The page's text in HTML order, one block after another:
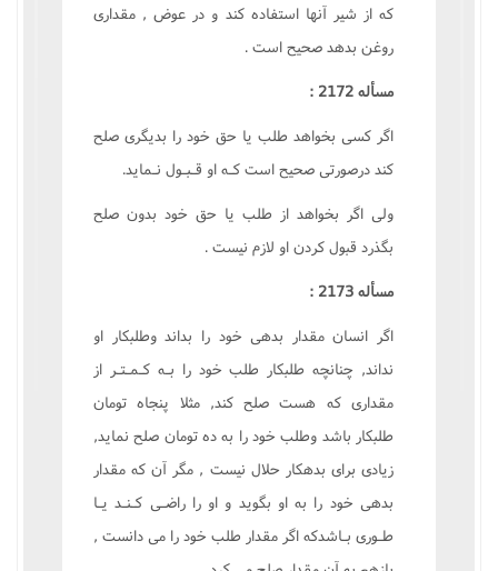
که از شير آنها استفاده کند و در عوض , مقدارى
روغن بدهد صحيح است .
مسأله 2172 :
اگر کسى بخواهد طلب يا حق خود را بديگرى صلح
کند درصورتى صحيح است کـه او قـبـول نـمايد.
ولى اگر بخواهد از طلب يا حق خود بدون صلح
بگذرد قبول کردن او لازم نيست .
مسأله 2173 :
اگر انسان مقدار بدهى خود را بداند وطلبکار او
نداند, چنانچه طلبکار طلب خود را بـه کـمـتـر از
مقدارى که هست صلح کند, مثلا پنجاه تومان
طلبکار باشد وطلب خود را به ده تومان صلح نمايد,
زيادى براى بدهکار حلال نيست , مگر آن که مقدار
بدهى خود را به او بگويد و او را راضـى کـنـد يـا
طـورى بـاشدکه اگر مقدار طلب خود را مى دانست ,